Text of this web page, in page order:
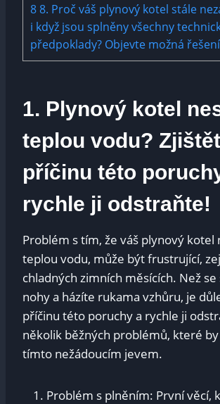
88. Proč váš plynový kotel stále
i když jsou splněny všechny
předpoklady? Objevte možná
1. Plynový kotel
teplou vodu?
příčinu této
rychle ji odstraňte!
Problém s tím, že váš plynový kotel
teplou vodu, může být frustrující,
chladných zimních měsících. Než
nohy a házíte rukama vzhůru, je
příčinu této poruchy a rychle ji
několik běžných problémů, které
tímto nežádoucím jevem.
Problém s plněním: První věcí,